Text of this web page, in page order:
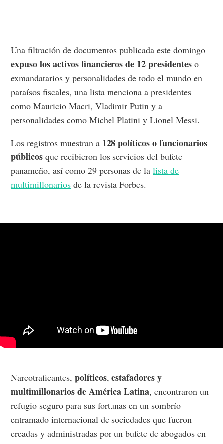
Una filtración de documentos publicada este domingo
expuso los activos financieros de 12 presidentes o
exmandatarios y personalidades de todo el mundo en
paraísos fiscales, una lista menciona a presidentes
como Mauricio Macri, Vladimir Putin y a
personalidades como Michel Platini y Lionel Messi.
Los registros muestran a 128 políticos o funcionarios
públicos que recibieron los servicios del bufete
panameño, así como 29 personas de lalista de
multimillonarios de la revista Forbes.
Narcotraficantes,políticos,estafadores y
multimillonarios de América Latina, encontraron un
refugio seguro para sus fortunas en un sombrío
entramado internacional de sociedades que fueron
creadas y administradas por un bufete de abogados en